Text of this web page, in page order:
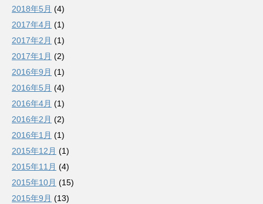
2018年5月 (4)
2017年4月 (1)
2017年2月 (1)
2017年1月 (2)
2016年9月 (1)
2016年5月 (4)
2016年4月 (1)
2016年2月 (2)
2016年1月 (1)
2015年12月 (1)
2015年11月 (4)
2015年10月 (15)
2015年9月 (13)